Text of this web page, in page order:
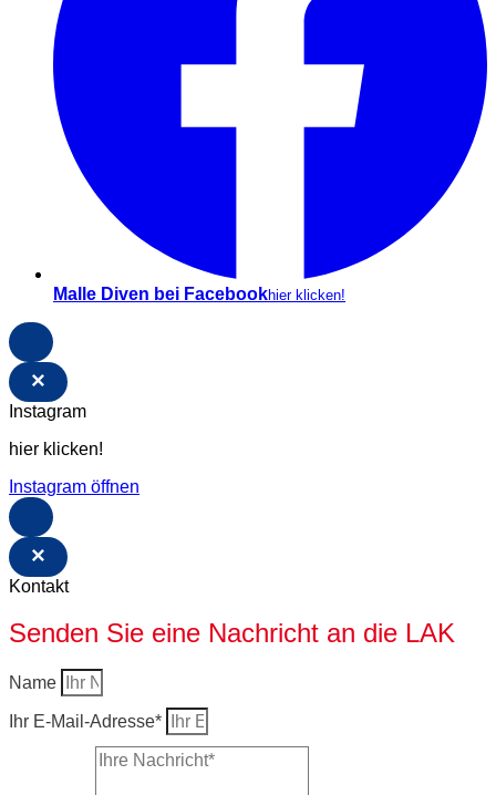
Malle Diven bei Facebookhier klicken!
×
Instagram
hier klicken!
Instagram öffnen
×
Kontakt
Senden Sie eine Nachricht an die LAK
Name
Ihr E-Mail-Adresse*